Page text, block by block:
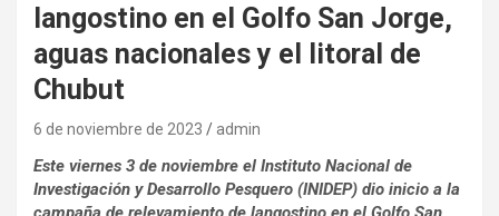
langostino en el Golfo San Jorge,
aguas nacionales y el litoral de
Chubut
6 de noviembre de 2023 admin
Este viernes 3 de noviembre el Instituto Nacional de
Investigación y Desarrollo Pesquero (INIDEP) dio inicio a la